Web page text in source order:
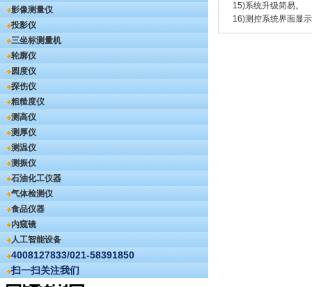
影像测量仪
投影仪
三坐标测量机
轮廓仪
圆度仪
探伤仪
粗糙度仪
测高仪
测厚仪
测温仪
测振仪
石油化工仪器
气体检测仪
食品仪器
内窥镜
人工智能设备
4008127833/021-58391850
扫一扫关注我们
15)系统升级简易。
16)测控系统界面显示